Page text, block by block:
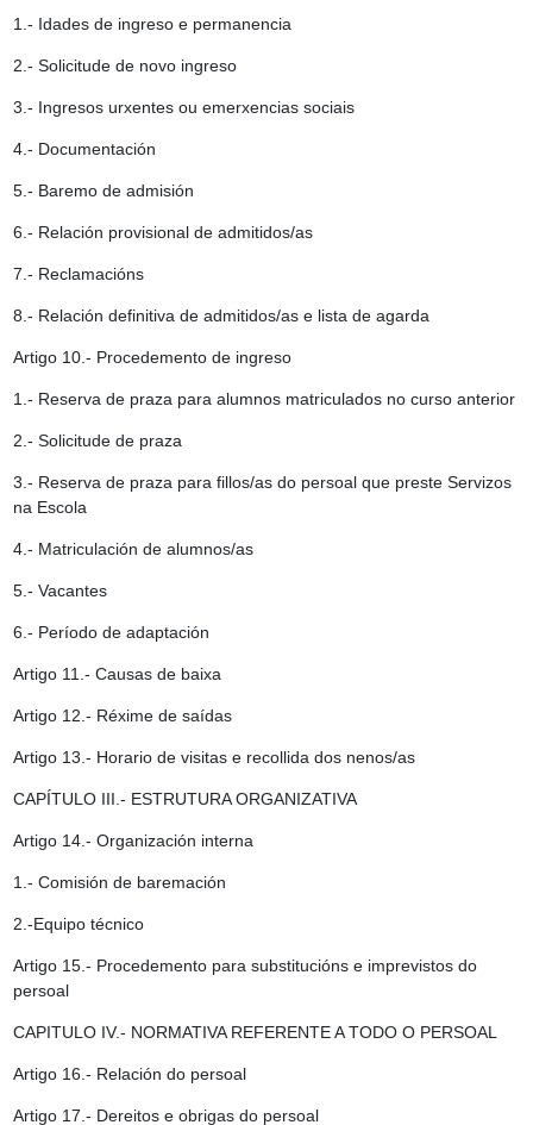
1.- Idades de ingreso e permanencia
2.- Solicitude de novo ingreso
3.- Ingresos urxentes ou emerxencias sociais
4.- Documentación
5.- Baremo de admisión
6.- Relación provisional de admitidos/as
7.- Reclamacións
8.- Relación definitiva de admitidos/as e lista de agarda
Artigo 10.- Procedemento de ingreso
1.- Reserva de praza para alumnos matriculados no curso anterior
2.- Solicitude de praza
3.- Reserva de praza para fillos/as do persoal que preste Servizos
na Escola
4.- Matriculación de alumnos/as
5.- Vacantes
6.- Período de adaptación
Artigo 11.- Causas de baixa
Artigo 12.- Réxime de saídas
Artigo 13.- Horario de visitas e recollida dos nenos/as
CAPÍTULO III.- ESTRUTURA ORGANIZATIVA
Artigo 14.- Organización interna
1.- Comisión de baremación
2.-Equipo técnico
Artigo 15.- Procedemento para substitucións e imprevistos do
persoal
CAPITULO IV.- NORMATIVA REFERENTE A TODO O PERSOAL
Artigo 16.- Relación do persoal
Artigo 17.- Dereitos e obrigas do persoal